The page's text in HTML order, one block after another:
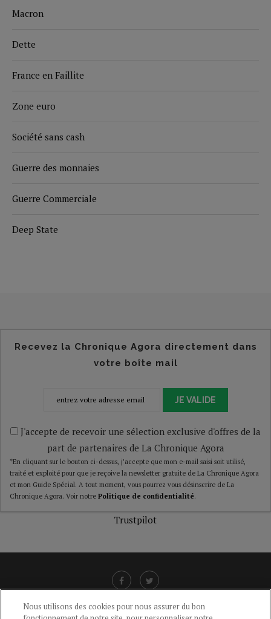
Macron
Dette
France en Faillite
Zone euro
Société sans cash
Guerre des monnaies
Guerre Commerciale
Deep State
Recevez la Chronique Agora directement dans
votre boîte mail
JE VALIDE
J'accepte de recevoir une sélection exclusive d'offres de la
part de partenaires de La Chronique Agora
*En cliquant sur le bouton ci-dessus, j’accepte que mon e-mail saisi soit utilisé,
traité et exploité pour que je reçoive la newsletter gratuite de La Chronique Agora
et mon Guide Spécial. A tout moment, vous pourrez vous désinscrire de La
Chronique Agora. Voir notre Politique de confidentialité.
Trustpilot
Nous utilisons des cookies pour nous assurer du bon